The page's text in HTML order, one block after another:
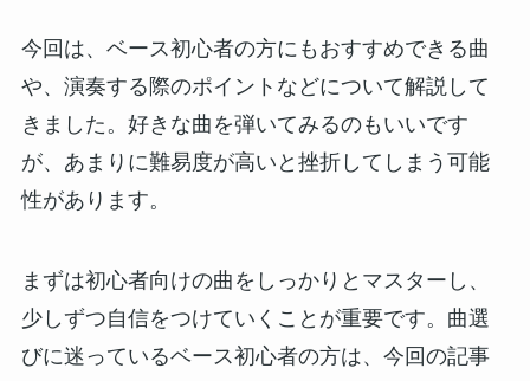
今回は、ベース初心者の方にもおすすめできる曲
や、演奏する際のポイントなどについて解説して
きました。好きな曲を弾いてみるのもいいです
が、あまりに難易度が高いと挫折してしまう可能
性があります。
まずは初心者向けの曲をしっかりとマスターし、
少しずつ自信をつけていくことが重要です。曲選
びに迷っているベース初心者の方は、今回の記事